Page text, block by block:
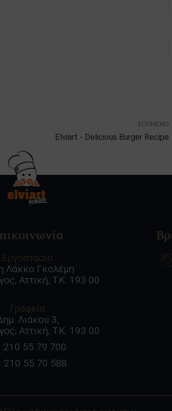
ΕΠΟΜΕΝΟ
Elviart - Delicious Burger Recipe
Εργοστάσιο
Λάκκο Γκολέμη
Αττική, Τ.Κ. 193 00
Γραφεία
Λιάκου 3,
Αττική, Τ.Κ. 193 00
:210 55 79 700
:210 55 70 588